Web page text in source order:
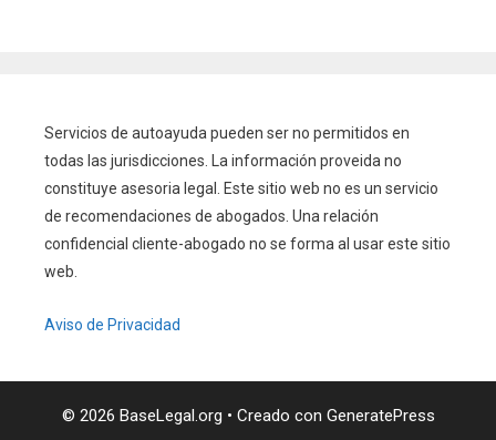
Servicios de autoayuda pueden ser no permitidos en
todas las jurisdicciones. La información proveida no
constituye asesoria legal. Este sitio web no es un servicio
de recomendaciones de abogados. Una relación
confidencial cliente-abogado no se forma al usar este sitio
web.
Aviso de Privacidad
© 2026 BaseLegal.org • Creado con GeneratePress